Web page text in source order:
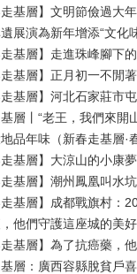
走基層】文明節儉過大
展演為新年增添“文化
走基層】走進珠峰腳下
走基層】正月初一不閒
走基層】河北石家莊市
層丨“老王，我們來開
品年味（新春走基層·
走基層】大涼山的小康夢
走基層】潮州鳳凰叫水
走基層】成都戰旗村：
他們守護這座城的美
走基層】為了抗癌藥，
層：廣西容縣脫貧戶